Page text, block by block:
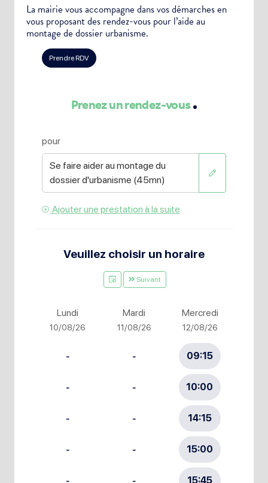
La mairie vous accompagne dans vos démarches en
vous proposant des rendez-vous pour l’aide au
montage de dossier urbanisme.